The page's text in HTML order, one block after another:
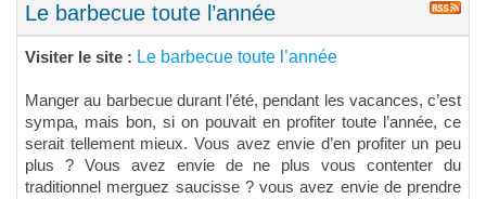
Le barbecue toute l’année
Visiter le site : Le barbecue toute l’année
Manger au barbecue durant l’été, pendant les vacances, c’est
sympa, mais bon, si on pouvait en profiter toute l’année, ce
serait tellement mieux. Vous avez envie d’en profiter un peu
plus ? Vous avez envie de ne plus vous contenter du
traditionnel merguez saucisse ? vous avez envie de prendre